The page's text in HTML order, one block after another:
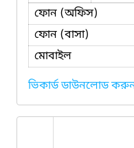
ফোন (অফিস)
ফোন (বাসা)
মোবাইল
ভিকার্ড ডাউনলোড